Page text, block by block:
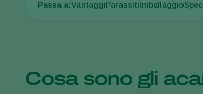
Passa a:Vantaggi Parassiti Imballaggio
Cosa sono gli